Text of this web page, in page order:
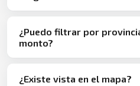
¿Puedo filtrar por
monto?
¿Existe vista en el mapa?